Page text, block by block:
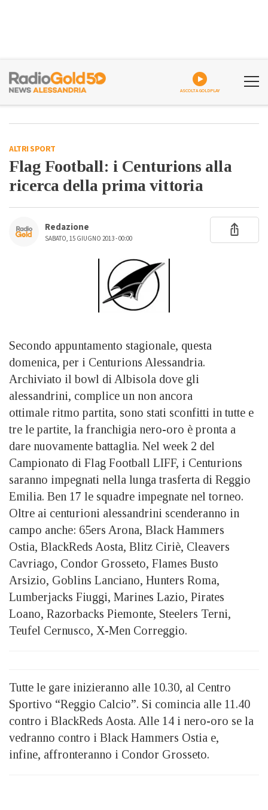
ASCOLTA GOLDPLAY
ALTRI SPORT
Flag Football: i Centurions alla
ricerca della prima vittoria
Redazione
SABATO, 15 GIUGNO 2013 - 00:00
Secondo appuntamento stagionale, questa
domenica, per i Centurions Alessandria.
Archiviato il bowl di Albisola dove gli
alessandrini, complice un non ancora
ottimale ritmo partita, sono stati sconfitti in tutte e
tre le partite, la franchigia nero-oro è pronta a
dare nuovamente battaglia. Nel week 2 del
Campionato di Flag Football LIFF, i Centurions
saranno impegnati nella lunga trasferta di Reggio
Emilia. Ben 17 le squadre impegnate nel torneo.
Oltre ai centurioni alessandrini scenderanno in
campo anche: 65ers Arona, Black Hammers
Ostia, BlackReds Aosta, Blitz Ciriè, Cleavers
Cavriago, Condor Grosseto, Flames Busto
Arsizio, Goblins Lanciano, Hunters Roma,
Lumberjacks Fiuggi, Marines Lazio, Pirates
Loano, Razorbacks Piemonte, Steelers Terni,
Teufel Cernusco, X-Men Correggio.
Tutte le gare inizieranno alle 10.30, al Centro
Sportivo “Reggio Calcio”. Si comincia alle 11.40
contro i BlackReds Aosta. Alle 14 i nero-oro se la
vedranno contro i Black Hammers Ostia e,
infine, affronteranno i Condor Grosseto.